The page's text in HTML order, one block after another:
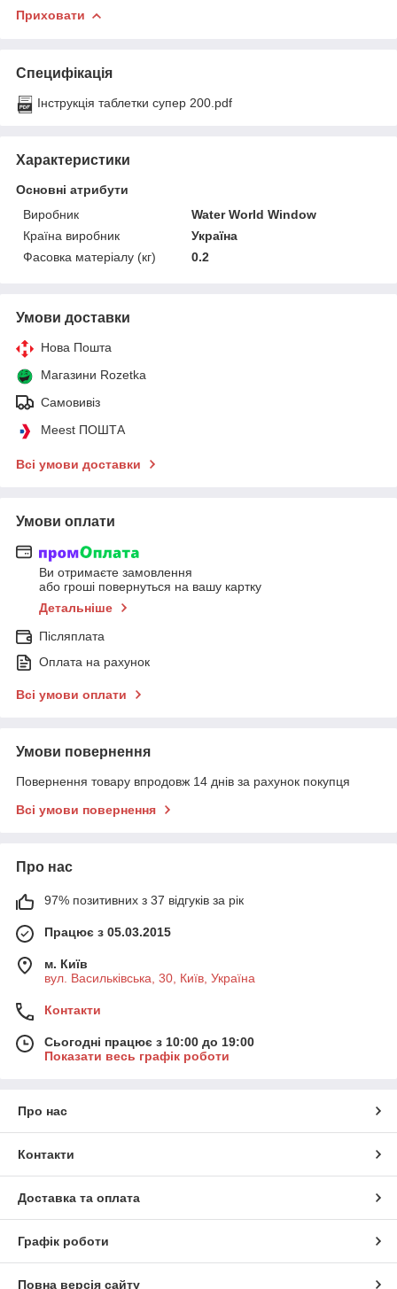
Приховати
Специфікація
Інструкція таблетки супер 200.pdf
Характеристики
Основні атрибути
Виробник
Water World Window
Країна виробник
Україна
Фасовка матеріалу (кг)
0.2
Умови доставки
Нова Пошта
Магазини Rozetka
Самовивіз
Meest ПОШТА
Всі умови доставки
Умови оплати
Ви отримаєте замовлення
або гроші повернуться на вашу картку
Детальніше
Післяплата
Оплата на рахунок
Всі умови оплати
Умови повернення
Повернення товару впродовж 14 днів за рахунок покупця
Всі умови повернення
Про нас
97% позитивних з 37 відгуків за рік
Працює з 05.03.2015
м. Київ
вул. Васильківська, 30, Київ, Україна
Контакти
Сьогодні працює з 10:00 до 19:00
Показати весь графік роботи
Про нас
Контакти
Доставка та оплата
Графік роботи
Повна версія сайту